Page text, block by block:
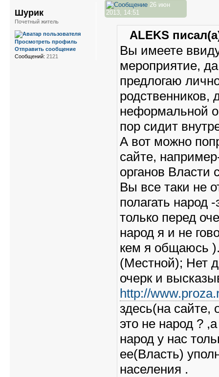
26 июн
2013, 14:51
ALEKS
Вы имеете
мероприятие, да
предлогаю
родственников,
неформальной
пор сидит
А вот можно
сайте,
органов Власти
Вы все таки не
полагать народ
только перед
народ я и не
кем я общаюсь
(Местной); Нет
очерк и
http://
здесь(на сайте,
это не народ ?
народ у нас
ее(Власть)
населения .
Шурик
Почетный житель
Просмотреть профиль
Отправить сообщение
Сообщений: 2121